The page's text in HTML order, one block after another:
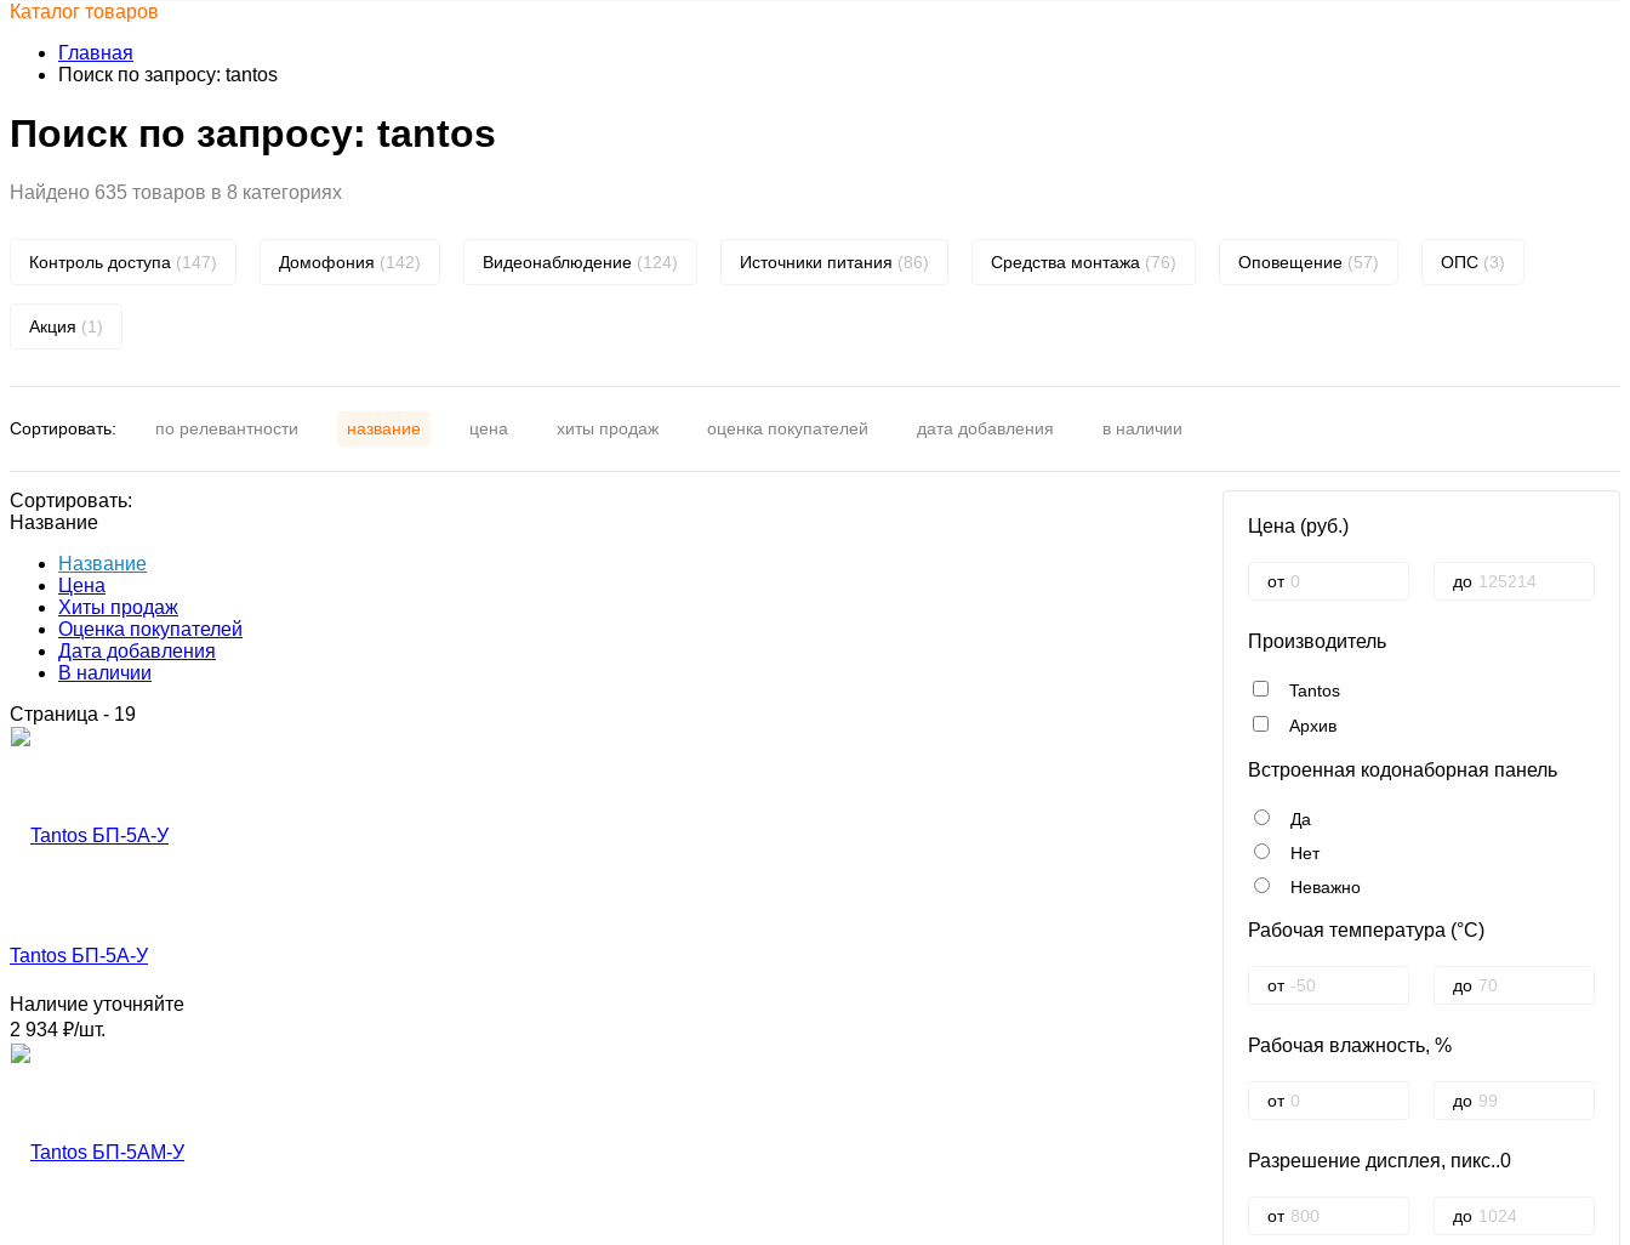
Каталог товаров
Главная
Поиск по запросу: tantos
Поиск по запросу: tantos
Найдено 635 товаров в 8 категориях
Контроль доступа (147) Домофония (142) Видеонаблюдение (124) Источники питания (86) Средства монтажа (76) Оповещение (57) ОПС (3)
Акция (1)
Сортировать: по релевантности название цена хиты продаж оценка покупателей дата добавления в наличии
Сортировать:
Название
Название
Цена
Хиты продаж
Оценка покупателей
Дата добавления
В наличии
Страница - 19
Tantos БП-5А-У
Наличие уточняйте
2 934 ₽/шт.
Цена (руб.)
от до
Производитель
Tantos
Архив
Встроенная кодонаборная панель
Да
Нет
Неважно
Рабочая температура (°C)
от до
Рабочая влажность, %
от до
Разрешение дисплея, пикс..0
от до